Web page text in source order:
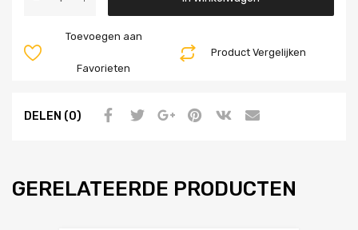
Product Vergelijken
Toevoegen aan
Favorieten
DELEN (0)
GERELATEERDE PRODUCTEN